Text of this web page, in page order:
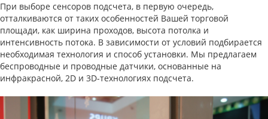
При выборе сенсоров подсчета, в первую очередь,
отталкиваются от таких особенностей Вашей торговой
площади, как ширина проходов, высота потолка и
интенсивность потока. В зависимости от условий подбирается
необходимая технология и способ установки. Мы предлагаем
беспроводные и проводные датчики, основанные на
инфракрасной, 2D и 3D-технологиях подсчета.